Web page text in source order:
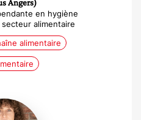
Angers)
en hygiène
alimentaire
alimentaire
Caroline
Vignaud